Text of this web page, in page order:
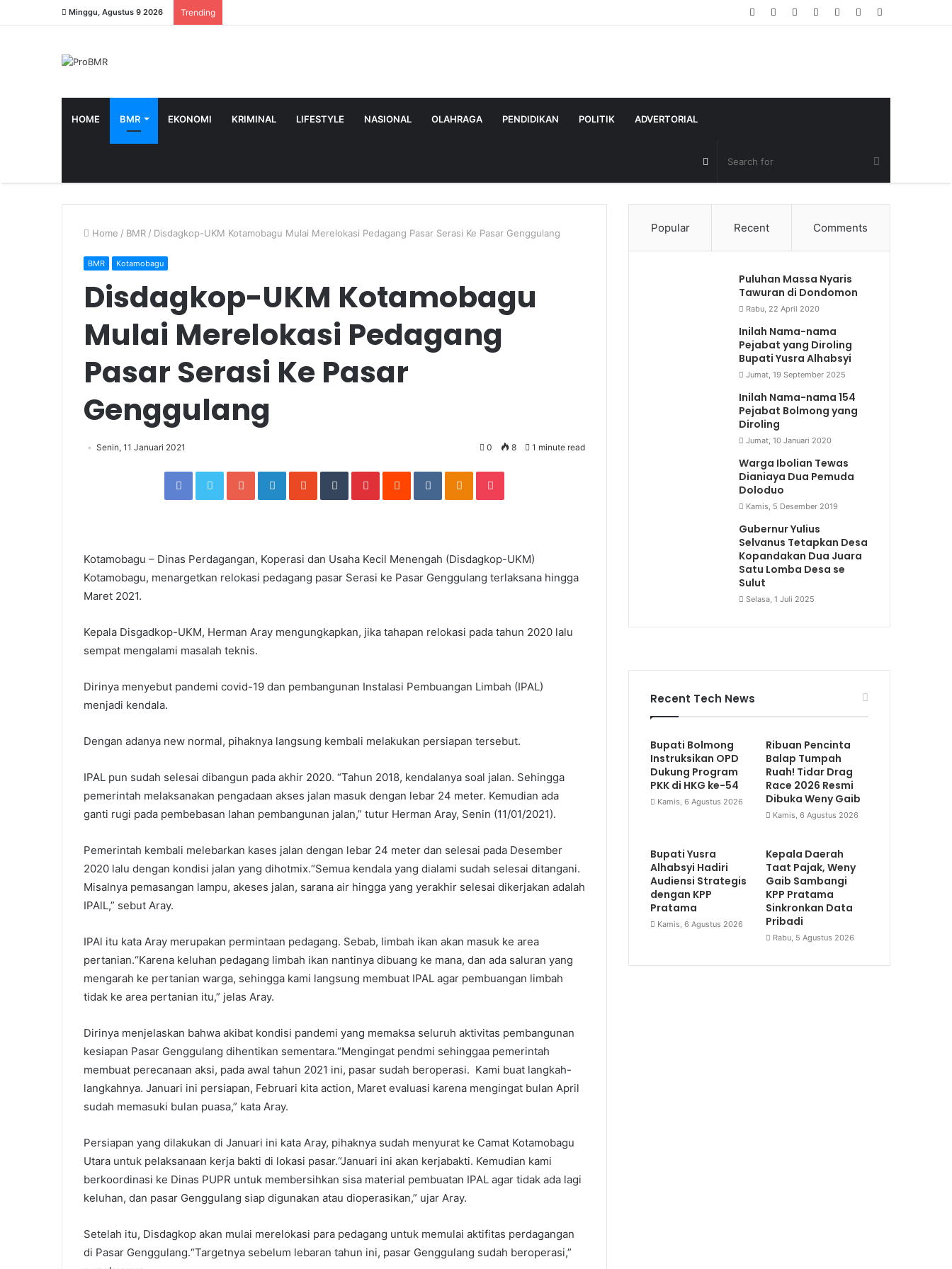
Minggu, Agustus 9 2026 Trending Random
HOME BMR EKONOMI KRIMINAL LIFESTYLE NASIONAL OLAHRAGA PENDIDIKAN POLITIK ADVERTORIAL
Random
Article
Home / BMR / Disdagkop-UKM Kotamobagu Mulai Merelokasi Pedagang Pasar Serasi Ke Pasar Genggulang
BMR Kotamobagu
Disdagkop-UKM Kotamobagu
Mulai Merelokasi Pedagang
Pasar Serasi Ke Pasar
Genggulang
Senin, 11 Januari 2021 0 8 1 minute read
FacebookTwitterGoogle+LinkedInStumbleUpon
TumblrPinterestReddit VKontakteOdnoklassniki
Pocket
Kotamobagu – Dinas Perdagangan, Koperasi dan Usaha Kecil Menengah (Disdagkop-UKM)
Kotamobagu, menargetkan relokasi pedagang pasar Serasi ke Pasar Genggulang terlaksana hingga
Maret 2021.
Kepala Disgadkop-UKM, Herman Aray mengungkapkan, jika tahapan relokasi pada tahun 2020 lalu
sempat mengalami masalah teknis.
Dirinya menyebut pandemi covid-19 dan pembangunan Instalasi Pembuangan Limbah (IPAL)
menjadi kendala.
Dengan adanya new normal, pihaknya langsung kembali melakukan persiapan tersebut.
IPAL pun sudah selesai dibangun pada akhir 2020. “Tahun 2018, kendalanya soal jalan. Sehingga
pemerintah melaksanakan pengadaan akses jalan masuk dengan lebar 24 meter. Kemudian ada
ganti rugi pada pembebasan lahan pembangunan jalan,” tutur Herman Aray, Senin (11/01/2021).
Pemerintah kembali melebarkan kases jalan dengan lebar 24 meter dan selesai pada Desember
2020 lalu dengan kondisi jalan yang dihotmix.“Semua kendala yang dialami sudah selesai ditangani.
Misalnya pemasangan lampu, akeses jalan, sarana air hingga yang yerakhir selesai dikerjakan adalah
IPAlL,” sebut Aray.
IPAl itu kata Aray merupakan permintaan pedagang. Sebab, limbah ikan akan masuk ke area
pertanian.“Karena keluhan pedagang limbah ikan nantinya dibuang ke mana, dan ada saluran yang
mengarah ke pertanian warga, sehingga kami langsung membuat IPAL agar pembuangan limbah
tidak ke area pertanian itu,” jelas Aray.
Dirinya menjelaskan bahwa akibat kondisi pandemi yang memaksa seluruh aktivitas pembangunan
kesiapan Pasar Genggulang dihentikan sementara.“Mengingat pendmi sehinggaa pemerintah
membuat perecanaan aksi, pada awal tahun 2021 ini, pasar sudah beroperasi. Kami buat langkah-
langkahnya. Januari ini persiapan, Februari kita action, Maret evaluasi karena mengingat bulan April
sudah memasuki bulan puasa,” kata Aray.
Persiapan yang dilakukan di Januari ini kata Aray, pihaknya sudah menyurat ke Camat Kotamobagu
Utara untuk pelaksanaan kerja bakti di lokasi pasar.“Januari ini akan kerjabakti. Kemudian kami
berkoordinasi ke Dinas PUPR untuk membersihkan sisa material pembuatan IPAL agar tidak ada lagi
keluhan, dan pasar Genggulang siap digunakan atau dioperasikan,” ujar Aray.
Setelah itu, Disdagkop akan mulai merelokasi para pedagang untuk memulai aktifitas perdagangan
di Pasar Genggulang.“Targetnya sebelum lebaran tahun ini, pasar Genggulang sudah beroperasi,”
Popular Recent Comments
Puluhan Massa Nyaris
Tawuran di Dondomon
Rabu, 22 April 2020
Inilah Nama-nama
Pejabat yang Diroling
Bupati Yusra Alhabsyi
Jumat, 19 September 2025
Inilah Nama-nama 154
Pejabat Bolmong yang
Diroling
Jumat, 10 Januari 2020
Warga Ibolian Tewas
Dianiaya Dua Pemuda
Doloduo
Kamis, 5 Desember 2019
Gubernur Yulius
Selvanus Tetapkan Desa
Kopandakan Dua Juara
Satu Lomba Desa se
Sulut
Selasa, 1 Juli 2025
Recent Tech News
Bupati Bolmong
Instruksikan OPD
Dukung Program
PKK di HKG ke-54
Kamis, 6 Agustus 2026
Ribuan Pencinta
Balap Tumpah
Ruah! Tidar Drag
Race 2026 Resmi
Dibuka Weny Gaib
Kamis, 6 Agustus 2026
Bupati Yusra
Alhabsyi Hadiri
Audiensi Strategis
dengan KPP
Pratama
Kamis, 6 Agustus 2026
Kepala Daerah
Taat Pajak, Weny
Gaib Sambangi
KPP Pratama
Sinkronkan Data
Pribadi
Rabu, 5 Agustus 2026